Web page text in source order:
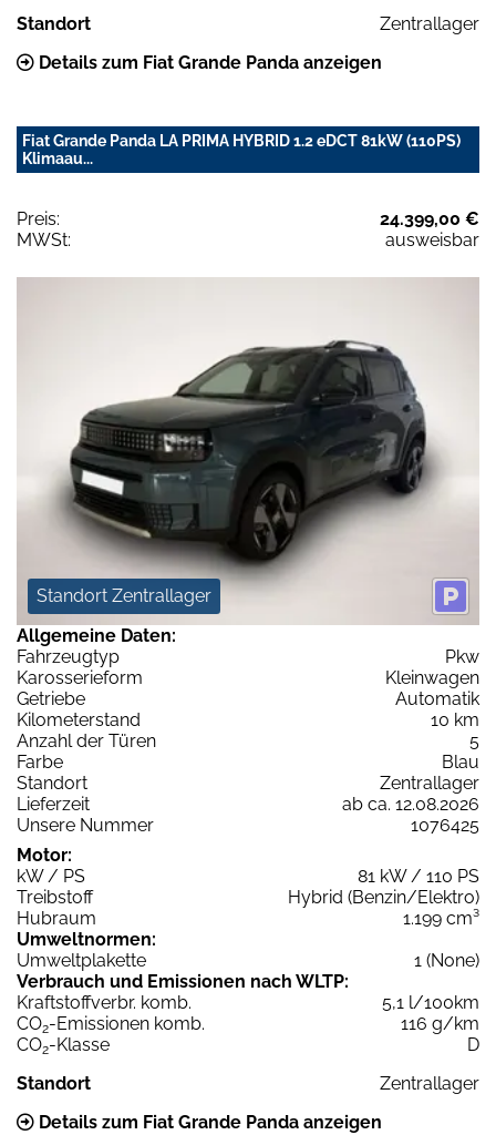
Standort
Zentrallager
Details zum Fiat Grande Panda anzeigen
Fiat Grande Panda LA PRIMA HYBRID 1.2 eDCT 81kW (110PS)
Klimaau...
Preis:
24.399,00 €
MWSt:
ausweisbar
Standort Zentrallager
Allgemeine Daten:
Fahrzeugtyp
Pkw
Karosserieform
Kleinwagen
Getriebe
Automatik
Kilometerstand
10 km
Anzahl der Türen
5
Farbe
Blau
Standort
Zentrallager
Lieferzeit
ab ca. 12.08.2026
Unsere Nummer
1076425
Motor:
kW / PS
81 kW / 110 PS
Treibstoff
Hybrid (Benzin/Elektro)
Hubraum
1.199 cm³
Umweltnormen:
Umweltplakette
1 (None)
Verbrauch und Emissionen nach WLTP:
Kraftstoffverbr. komb.
5,1 l/100km
CO2-Emissionen komb.
116 g/km
CO2-Klasse
D
Standort
Zentrallager
Details zum Fiat Grande Panda anzeigen